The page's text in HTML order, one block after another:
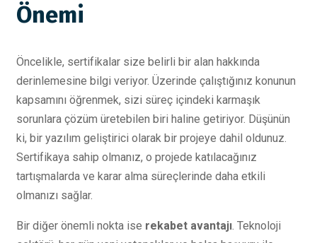
Önemi
Öncelikle, sertifikalar size belirli bir alan hakkında
derinlemesine bilgi veriyor. Üzerinde çalıştığınız konunun
kapsamını öğrenmek, sizi süreç içindeki karmaşık
sorunlara çözüm üretebilen biri haline getiriyor. Düşünün
ki, bir yazılım geliştirici olarak bir projeye dahil oldunuz.
Sertifikaya sahip olmanız, o projede katılacağınız
tartışmalarda ve karar alma süreçlerinde daha etkili
olmanızı sağlar.
Bir diğer önemli nokta ise rekabet avantajı . Teknoloji